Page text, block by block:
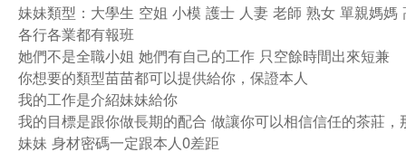
妹妹類型：大學生 空姐 小模 護士 人妻 老師 熟女 單親媽媽
各行各業都有報班
她們不是全職小姐 她們有自己的工作 只空餘時間出來短兼
你想要的類型苗苗都可以提供給你，保證本人
我的工作是介紹妹妹給你
我的目標是跟你做長期的配合 做讓你可以相信信任的茶莊，
妹妹 身材密碼一定跟本人0差距